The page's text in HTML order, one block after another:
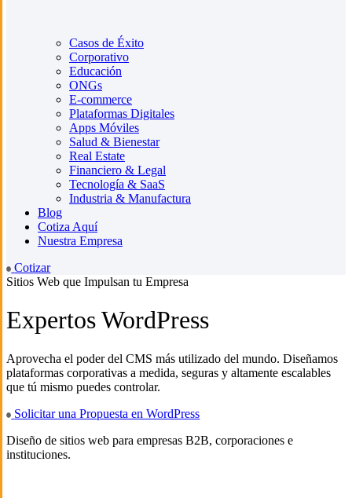
Casos de Éxito
Corporativo
Educación
ONGs
E-commerce
Plataformas Digitales
Apps Móviles
Salud & Bienestar
Real Estate
Financiero & Legal
Tecnología & SaaS
Industria & Manufactura
Blog
Cotiza Aquí
Nuestra Empresa
Cotizar
Sitios Web que Impulsan tu Empresa
Expertos WordPress
Aprovecha el poder del CMS más utilizado del mundo. Diseñamos
plataformas corporativas a medida, seguras y altamente escalables
que tú mismo puedes controlar.
Solicitar una Propuesta en WordPress
Diseño de sitios web para empresas B2B, corporaciones e
instituciones.